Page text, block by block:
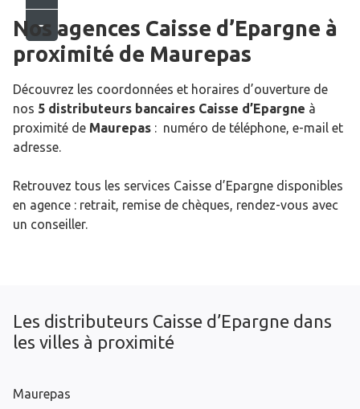
Nos agences Caisse d’Epargne à
proximité de Maurepas
Découvrez les coordonnées et horaires d’ouverture de
nos 5 distributeurs bancaires Caisse d’Epargne à
proximité de Maurepas : numéro de téléphone, e-mail et
adresse.
Retrouvez tous les services Caisse d’Epargne disponibles
en agence : retrait, remise de chèques, rendez-vous avec
un conseiller.
Les distributeurs Caisse d’Epargne dans
les villes à proximité
Maurepas